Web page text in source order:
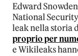
Edward
National
leak nella storia
proprio per
e Wikileaks